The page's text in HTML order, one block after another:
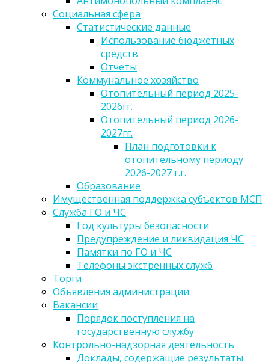
Социальная сфера
Статистические данные
Использование бюджетных
средств
Отчеты
Коммунальное хозяйство
Отопительный период 2025-
2026гг.
Отопительный период 2026-
2027гг.
План подготовки к
отопительному периоду
2026-2027 г.г.
Образование
Имущественная поддержка субъектов МСП
Служба ГО и ЧС
Год культуры безопасности
Предупреждение и ликвидация ЧС
Памятки по ГО и ЧС
Телефоны экстренных служб
Торги
Объявления администрации
Вакансии
Порядок поступления на
государственную службу
Контрольно-надзорная деятельность
Доклады, содержащие результаты